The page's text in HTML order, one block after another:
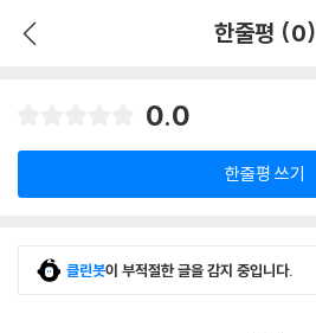
한줄평 (0)
0.0
한줄평 쓰기
클린봇이 부적절한 글을 감지 중입니다.